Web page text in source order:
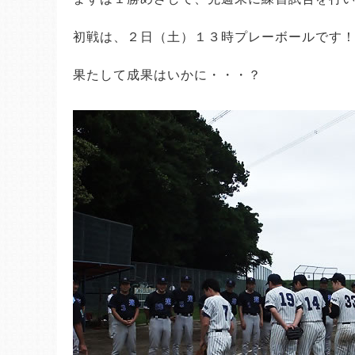
初戦は、２日（土）１３時プレーボールです
果たして成果はいかに・・・？